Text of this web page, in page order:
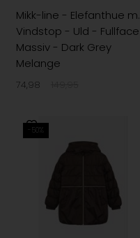
Mikk-line - Elefanthue m.
Vindstop - Uld - Fullface
Massiv - Dark Grey
Melange
74,98
-50%